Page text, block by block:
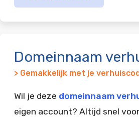
Domeinnaam
> Gemakkelijk met je
Wil je deze domeinnaam
eigen account? Altijd snel